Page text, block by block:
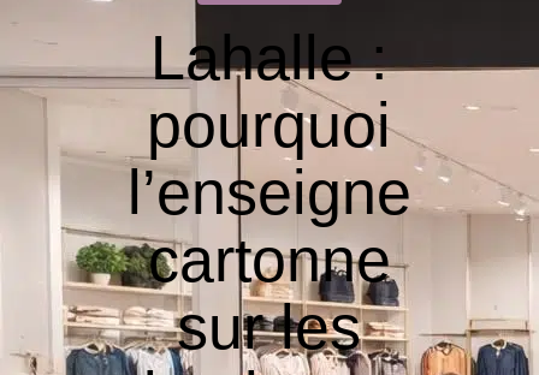
Lahalle :
pourquoi
l’enseigne
cartonne
sur les